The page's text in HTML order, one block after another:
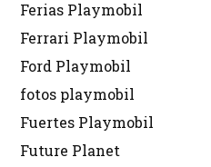
Ferias Playmobil
Ferrari Playmobil
Ford Playmobil
fotos playmobil
Fuertes Playmobil
Future Planet